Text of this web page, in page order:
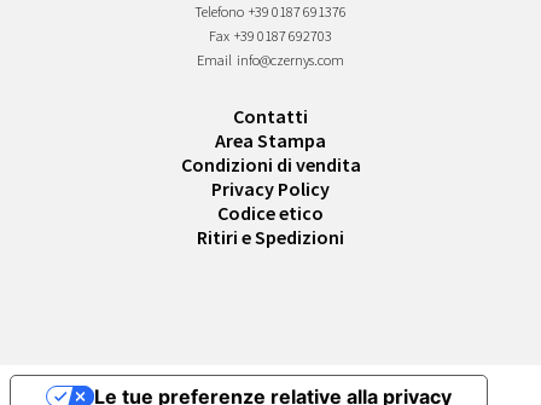
Telefono +39 0187 691376
Fax +39 0187 692703
Email info@czernys.com
Contatti
Area Stampa
Condizioni di vendita
Privacy Policy
Codice etico
Ritiri e Spedizioni
Le tue preferenze relative alla privacy